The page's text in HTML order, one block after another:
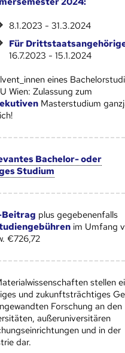
8.1.2023 - 31.3.2024
Für
16.7.2023 - 15.1.2024
eines
Wien: Zulassung​​​​ zum
Masterstudium
Bachelor- oder
Studium
Beitrag plus gegebenenfalls
im Umfang
€726,72
stellen
und zukunftsträchtiges
Forschung an den
außeruniversitären
und in der
dar.